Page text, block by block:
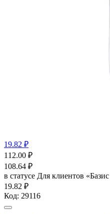
19.82 ₽
112.00 ₽
108.64 ₽
в статусе Для клиентов
19.82 ₽
Код: 29116